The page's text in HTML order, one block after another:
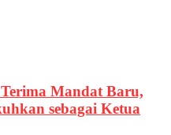
Mandat Baru,
sebagai Ketua